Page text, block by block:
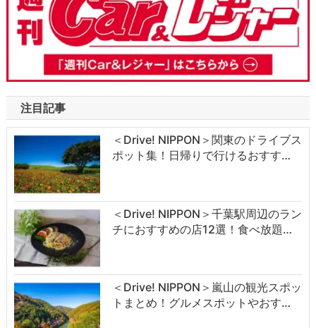
注目記事
＜Drive! NIPPON＞関東のドライブス
ポット集！日帰りで行けるおすす…
＜Drive! NIPPON＞千葉駅周辺のラン
チにおすすめの店12選！食べ放題…
＜Drive! NIPPON＞嵐山の観光スポッ
トまとめ！グルメスポットやおす…